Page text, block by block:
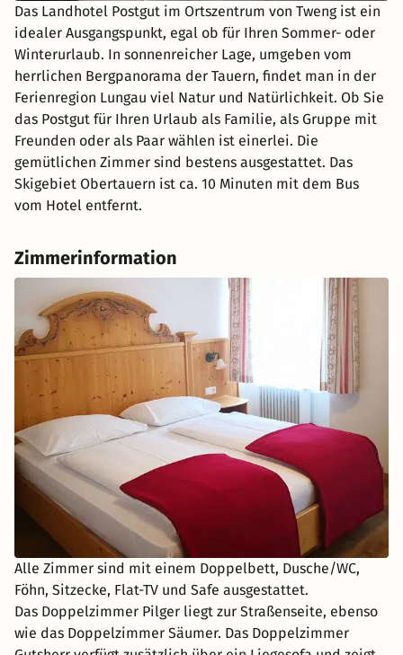
Das Landhotel Postgut im Ortszentrum von Tweng ist ein
idealer Ausgangspunkt, egal ob für Ihren Sommer- oder
Winterurlaub. In sonnenreicher Lage, umgeben vom
herrlichen Bergpanorama der Tauern, findet man in der
Ferienregion Lungau viel Natur und Natürlichkeit. Ob Sie
das Postgut für Ihren Urlaub als Familie, als Gruppe mit
Freunden oder als Paar wählen ist einerlei. Die
gemütlichen Zimmer sind bestens ausgestattet. Das
Skigebiet Obertauern ist ca. 10 Minuten mit dem Bus
vom Hotel entfernt.
Zimmerinformation
Alle Zimmer sind mit einem Doppelbett, Dusche/WC,
Föhn, Sitzecke, Flat-TV und Safe ausgestattet.
Das Doppelzimmer Pilger liegt zur Straßenseite, ebenso
wie das Doppelzimmer Säumer. Das Doppelzimmer